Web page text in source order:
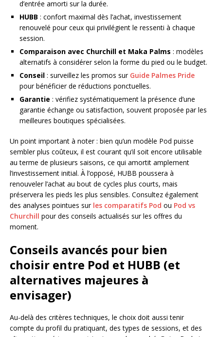
d’entrée amorti sur la durée.
HUBB : confort maximal dès l’achat, investissement
renouvelé pour ceux qui privilégient le ressenti à chaque
session.
Comparaison avec Churchill et Maka Palms : modèles
alternatifs à considérer selon la forme du pied ou le budget.
Conseil : surveillez les promos sur Guide Palmes Pride
pour bénéficier de réductions ponctuelles.
Garantie : vérifiez systématiquement la présence d’une
garantie échange ou satisfaction, souvent proposée par les
meilleures boutiques spécialisées.
Un point important à noter : bien qu’un modèle Pod puisse
sembler plus coûteux, il est courant qu’il soit encore utilisable
au terme de plusieurs saisons, ce qui amortit amplement
l’investissement initial. À l’opposé, HUBB poussera à
renouveler l’achat au bout de cycles plus courts, mais
préservera les pieds les plus sensibles. Consultez également
des analyses pointues sur les comparatifs Pod ou Pod vs
Churchill pour des conseils actualisés sur les offres du
moment.
Conseils avancés pour bien
choisir entre Pod et HUBB (et
alternatives majeures à
envisager)
Au-delà des critères techniques, le choix doit aussi tenir
compte du profil du pratiquant, des types de sessions, et des